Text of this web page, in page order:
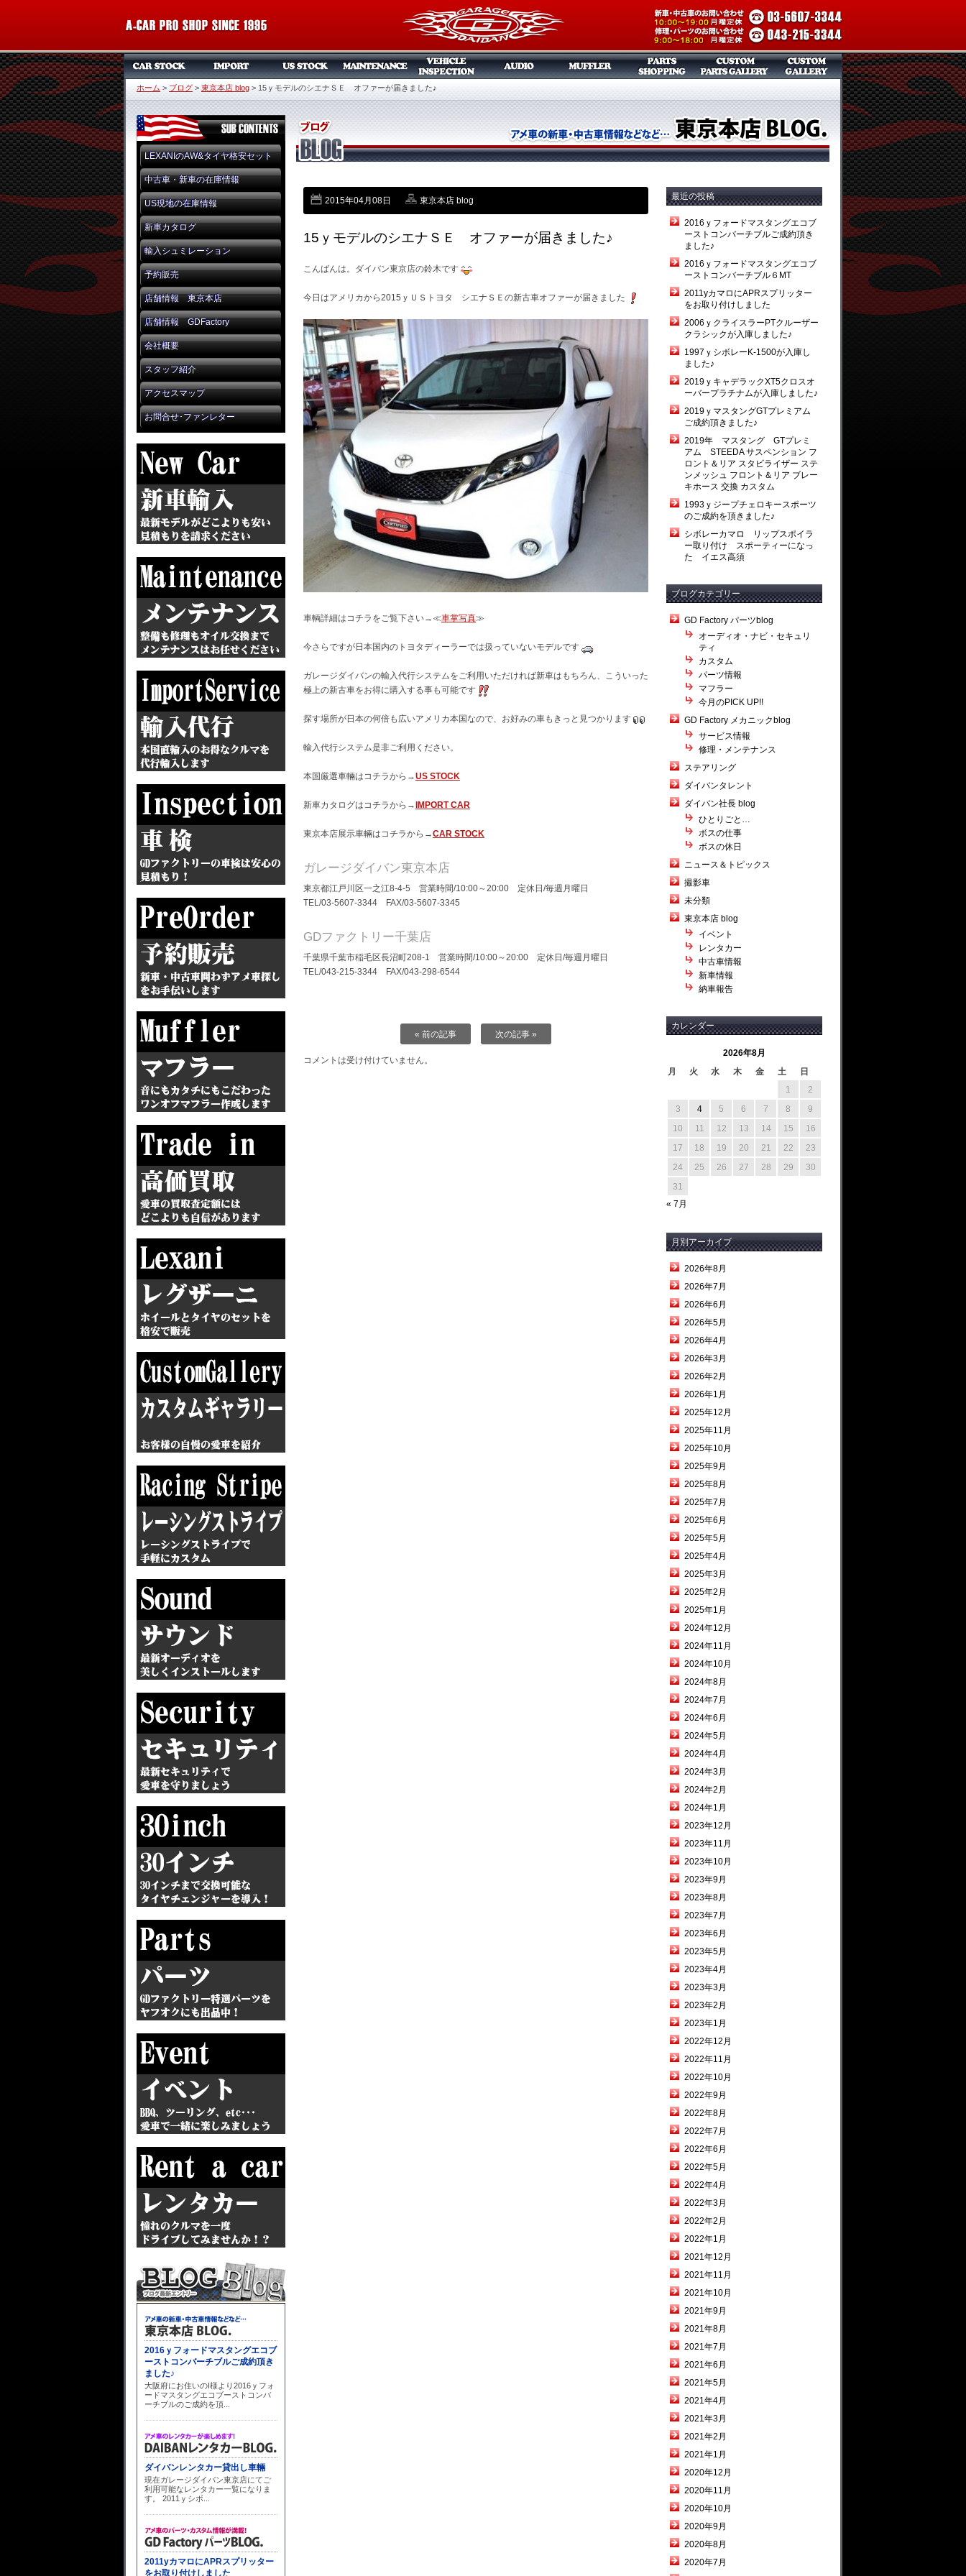
ホーム > ブログ > 東京本店 blog > 15ｙモデルのシエナＳＥ オファーが届きました♪
LEXANIのAW&タイヤ格安セット
中古車・新車の在庫情報
US現地の在庫情報
新車カタログ
輸入シュミレーション
予約販売
店舗情報 東京本店
店舗情報 GDFactory
会社概要
スタッフ紹介
アクセスマップ
お問合せ･ファンレター
2015年04月08日 東京本店 blog
15ｙモデルのシエナＳＥ オファーが届きました♪
こんばんは。ダイバン東京店の鈴木です
今日はアメリカから2015ｙＵＳトヨタ シエナＳＥの新古車オファーが届きました
車輌詳細はコチラをご覧下さい→≪車掌写真≫
今さらですが日本国内のトヨタディーラーでは扱っていないモデルです
ガレージダイバンの輸入代行システムをご利用いただければ新車はもちろん、こういった
極上の新古車をお得に購入する事も可能です
探す場所が日本の何倍も広いアメリカ本国なので、お好みの車もきっと見つかります
輸入代行システム是非ご利用ください。
本国厳選車輛はコチラから→US STOCK
新車カタログはコチラから→ IMPORT CAR
東京本店展示車輛はコチラから→CAR STOCK
ガレージダイバン東京本店
東京都江戸川区一之江8-4-5 営業時間/10:00～20:00 定休日/毎週月曜日
TEL/03-5607-3344 FAX/03-5607-3345
GDファクトリー千葉店
千葉県千葉市稲毛区長沼町208-1 営業時間/10:00～20:00 定休日/毎週月曜日
TEL/043-215-3344 FAX/043-298-6544
« 前の記事 次の記事 »
コメントは受け付けていません。
最近の投稿
2016ｙフォードマスタングエコブ
ーストコンバーチブルご成約頂き
ました♪
2016ｙフォードマスタングエコブ
ーストコンバーチブル６MT
2011yカマロにAPRスプリッター
をお取り付けしました
2006ｙクライスラーPTクルーザー
クラシックが入庫しました♪
1997ｙシボレーK-1500が入庫し
ました♪
2019ｙキャデラックXT5クロスオ
ーバープラチナムが入庫しました♪
2019ｙマスタングGTプレミアム
ご成約頂きました♪
2019年 マスタング GTプレミ
アム STEEDA サスペンション フ
ロント＆リア スタビライザー ステ
ンメッシュ フロント＆リア ブレー
キホース 交換 カスタム
1993ｙジープチェロキースポーツ
のご成約を頂きました♪
シボレーカマロ リップスポイラ
ー取り付け スポーティーになっ
た イエス高須
ブログカテゴリー
GD Factory パーツblog
オーディオ・ナビ・セキュリ
ティ
カスタム
パーツ情報
マフラー
今月のPICK UP!!
GD Factory メカニックblog
サービス情報
修理・メンテナンス
ステアリング
ダイバンタレント
ダイバン社長 blog
ひとりごと…
ボスの仕事
ボスの休日
ニュース＆トピックス
撮影車
未分類
東京本店 blog
イベント
レンタカー
中古車情報
新車情報
納車報告
カレンダー
2026年8月
月
火 水 木 金 土
日
1
2
3
4 5 6 7 8
9
10
11 12 13 14 15
16
17
18 19 20 21 22
23
24
25 26 27 28 29
30
31
« 7月
月別アーカイブ
2026年8月
2026年7月
2026年6月
2026年5月
2026年4月
2026年3月
2026年2月
2026年1月
2025年12月
2025年11月
2025年10月
2025年9月
2025年8月
2025年7月
2025年6月
2025年5月
2025年4月
2025年3月
2025年2月
2025年1月
2024年12月
2024年11月
2024年10月
2024年8月
2024年7月
2024年6月
2024年5月
2024年4月
2024年3月
2024年2月
2024年1月
2023年12月
2023年11月
2023年10月
2023年9月
2023年8月
2023年7月
2023年6月
2023年5月
2023年4月
2023年3月
2023年2月
2023年1月
2022年12月
2022年11月
2022年10月
2022年9月
2022年8月
2022年7月
2022年6月
2022年5月
2022年4月
2022年3月
2022年2月
2022年1月
2021年12月
2021年11月
2021年10月
2021年9月
2021年8月
2021年7月
2021年6月
2021年5月
2021年4月
2021年3月
2021年2月
2021年1月
2020年12月
2020年11月
2020年10月
2020年9月
2020年8月
2020年7月